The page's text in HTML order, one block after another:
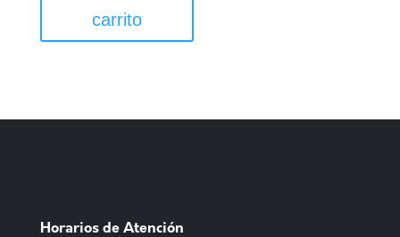
carrito
Horarios de Atención